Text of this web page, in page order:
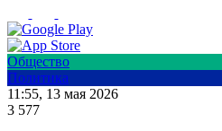
Общество
Политика
11:55, 13 мая 2026
3 577